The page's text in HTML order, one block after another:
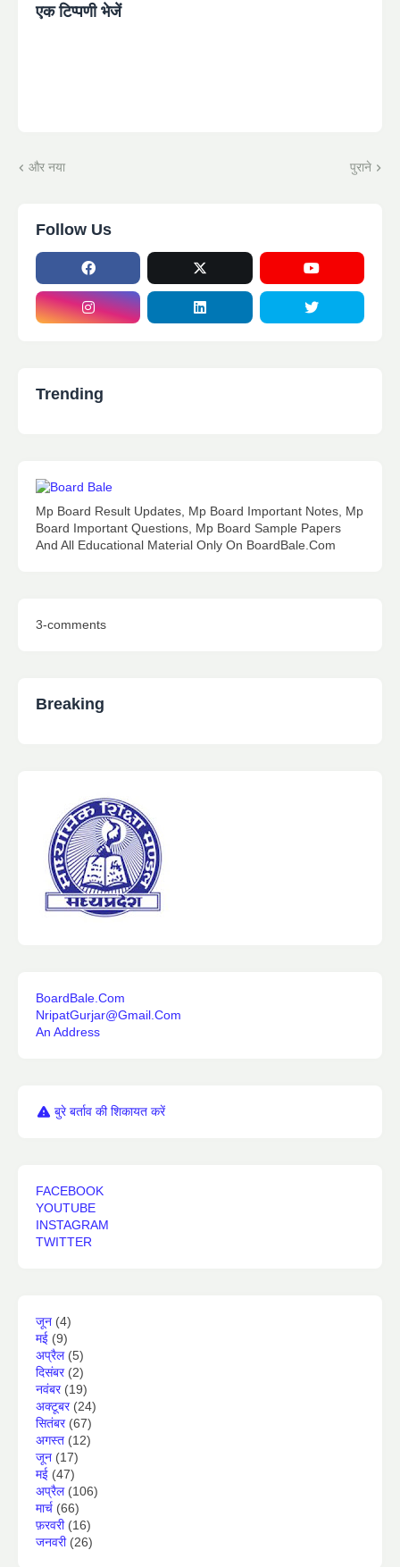
एक टिप्पणी भेजें
और नया पुराने
Follow Us
Trending
Mp Board Result Updates, Mp Board Important Notes, Mp
Board Important Questions, Mp Board Sample Papers
And All Educational Material Only On BoardBale.Com
3-comments
Breaking
BoardBale.Com
NripatGurjar@Gmail.Com
An Address
बुरे बर्ताव की शिकायत करें
FACEBOOK
YOUTUBE
INSTAGRAM
TWITTER
जून (4)
मई (9)
अप्रैल(5)
दिसंबर(2)
नवंबर(19)
अक्टूबर(24)
सितंबर(67)
अगस्त (12)
जून (17)
मई (47)
अप्रैल(106)
मार्च (66)
फ़रवरी(16)
जनवरी(26)